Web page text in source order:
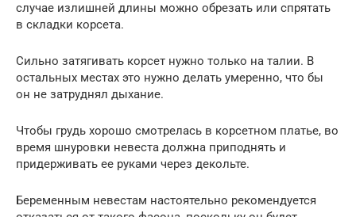
случае излишней длины можно обрезать или спрятать
в складки корсета.
Сильно затягивать корсет нужно только на талии. В
остальных местах это нужно делать умеренно, что бы
он не затруднял дыхание.
Чтобы грудь хорошо смотрелась в корсетном платье, во
время шнуровки невеста должна приподнять и
придерживать ее руками через декольте.
Беременным невестам настоятельно рекомендуется